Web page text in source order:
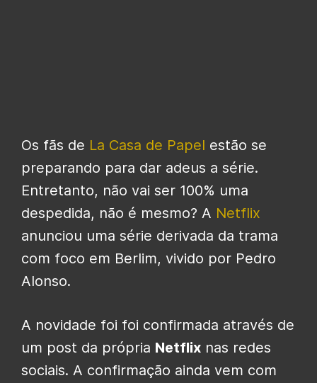
Os fãs de La Casa de Papel estão se
preparando para dar adeus a série.
Entretanto, não vai ser 100% uma
despedida, não é mesmo? A Netflix
anunciou uma série derivada da trama
com foco em Berlim, vivido por Pedro
Alonso.
A novidade foi foi confirmada através de
um post da própria Netflix nas redes
sociais. A confirmação ainda vem com